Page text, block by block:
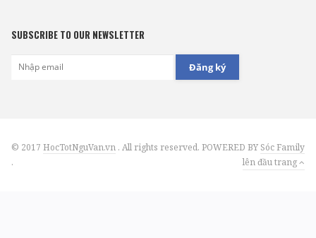
SUBSCRIBE TO OUR NEWSLETTER
Đăng ký
© 2017 HocTotNguVan.vn . All rights reserved. POWERED BY Sóc Family
.
lên đầu trang